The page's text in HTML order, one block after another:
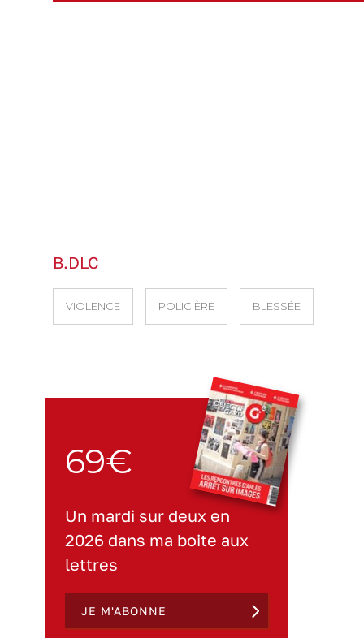
B.DLC
VIOLENCE POLICIÈRE BLESSÉE
69€
Un mardi sur deux en
2026 dans ma boite aux
lettres
JE M'ABONNE